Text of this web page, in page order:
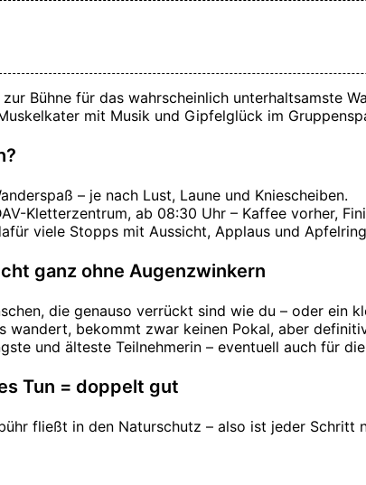
Bühne für das wahrscheinlich unterhaltsamste
mit Musik und Gipfelglück im
– je nach Lust, Laune und Kniescheiben.
Kletterzentrum, ab 08:30 Uhr – Kaffee vorher,
viele Stopps mit Aussicht, Applaus und
ganz ohne Augenzwinkern
die genauso verrückt sind wie du – oder ein
wandert, bekommt zwar keinen Pokal, aber
und älteste Teilnehmerin – eventuell auch für
Tun = doppelt gut
fließt in den Naturschutz – also ist jeder